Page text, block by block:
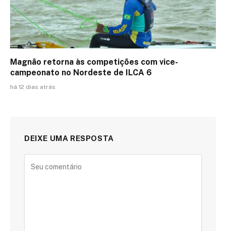
Magnão retorna às competições com vice-
campeonato no Nordeste de ILCA 6
há 12 dias atrás
DEIXE UMA RESPOSTA